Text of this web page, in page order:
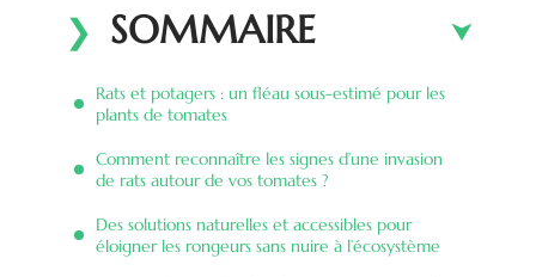
SOMMAIRE
Rats et potagers : un fléau sous-estimé pour les
plants de tomates
Comment reconnaître les signes d’une invasion
de rats autour de vos tomates ?
Des solutions naturelles et accessibles pour
éloigner les rongeurs sans nuire à l’écosystème